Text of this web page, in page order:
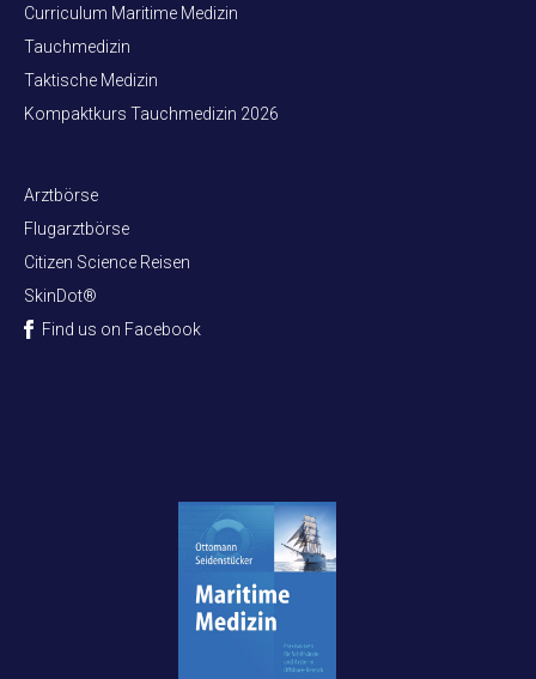
Curriculum Maritime Medizin
Tauchmedizin
Taktische Medizin
Kompaktkurs Tauchmedizin 2026
Arztbörse
Flugarztbörse
Citizen Science Reisen
SkinDot®
Find us on Facebook